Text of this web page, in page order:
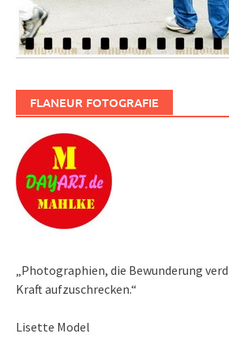
FLANEUR FOTOGRAFIE
„Photographien, die Bewunderung
Kraft aufzuschrecken.“
Lisette Model